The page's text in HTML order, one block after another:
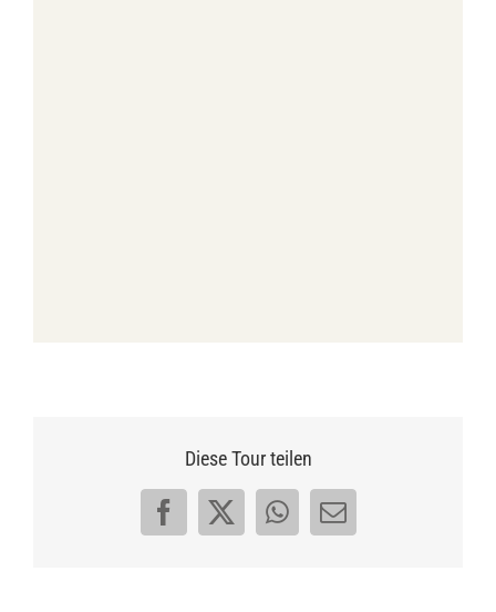
Diese Tour teilen
Facebook
X WhatsApp
E-